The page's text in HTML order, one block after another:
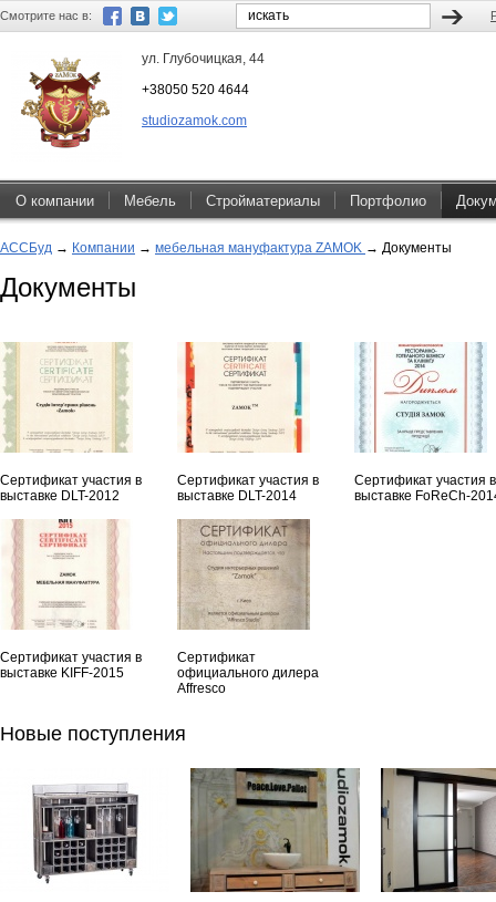
Смотрите нас в:
ул. Глубочицкая, 44
+38050 520 4644
studiozamok.com
О компании Мебель Стройматериалы Портфолио
АССБуд → Компании → мебельная мануфактура ZAMOK → Документы
Документы
Сертификат участия в
выставке DLT-2012
Сертификат участия в
выставке DLT-2014
Сертификат участия в
выставке FoReCh-
Сертификат участия в
выставке KIFF-2015
Сертификат
официального дилера
Affresco
Новые поступления